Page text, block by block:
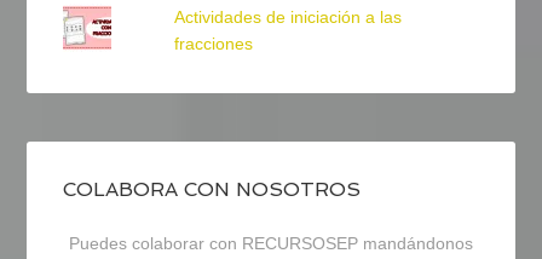
Actividades de iniciación a las
fracciones
COLABORA CON NOSOTROS
Puedes colaborar con RECURSOSEP mandándonos